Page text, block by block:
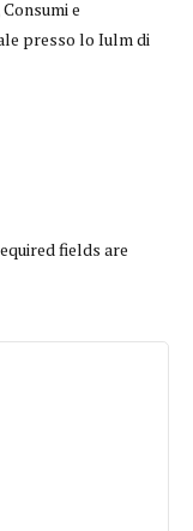
e
presso lo Iulm di
fields are